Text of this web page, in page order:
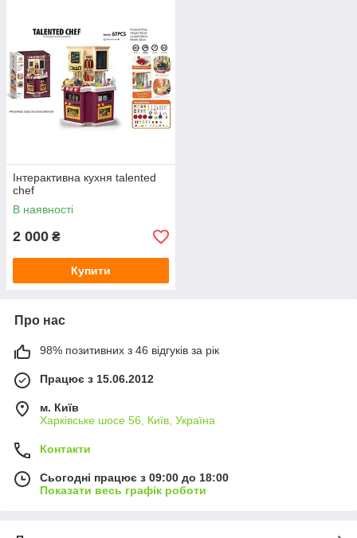
Інтерактивна кухня talented
chef
В наявності
2 000 ₴
Купити
Про нас
98% позитивних з 46 відгуків за рік
Працює з 15.06.2012
м. Київ
Харківське шосе 56, Київ, Україна
Контакти
Сьогодні працює з 09:00 до 18:00
Показати весь графік роботи